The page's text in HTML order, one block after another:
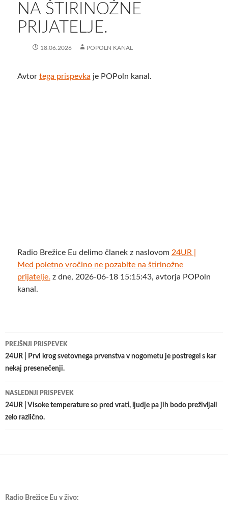
NA ŠTIRINOŽNE
PRIJATELJE.
18.06.2026 POPOLN KANAL
Avtor tega prispevka je POPoln kanal.
Radio Brežice Eu delimo članek z naslovom 24UR |
Med poletno vročino ne pozabite na štirinožne
prijatelje. z dne, 2026-06-18 15:15:43, avtorja POPoln
kanal.
Krmarjenje
po
prispevkih
PREJŠNJI PRISPEVEK
24UR | Prvi krog svetovnega prvenstva v nogometu je postregel s kar
nekaj presenečenji.
NASLEDNJI PRISPEVEK
24UR | Visoke temperature so pred vrati, ljudje pa jih bodo preživljali
zelo različno.
Radio Brežice Eu v živo: